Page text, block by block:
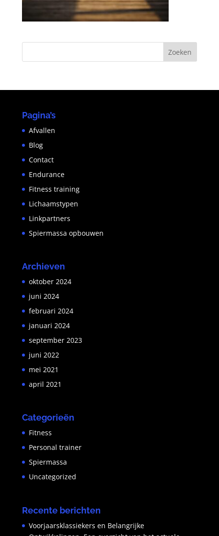
Pagina’s
Afvallen
Blog
Contact
Endurance
Fitness training
Lichaamstypen
Linkpartners
Spiermassa opbouwen
Archieven
oktober 2024
juni 2024
februari 2024
januari 2024
september 2023
juni 2022
mei 2021
april 2021
Categorieën
Fitness
Personal trainer
Spiermassa
Uncategorized
Recente berichten
Voorjaarsklassiekers en Belangrijke